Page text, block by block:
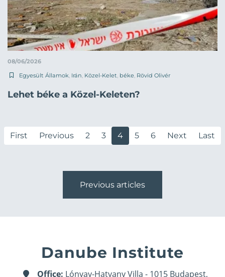
08/06/2026
Egyesült Államok, Irán, Közel-Kelet, béke, Rövid Olivér
Lehet béke a Közel-Keleten?
First Previous 2 3 4 5 6 Next Last
Previous articles
Danube Institute
Office: Lónyay-Hatvany Villa - 1015 Budapest,